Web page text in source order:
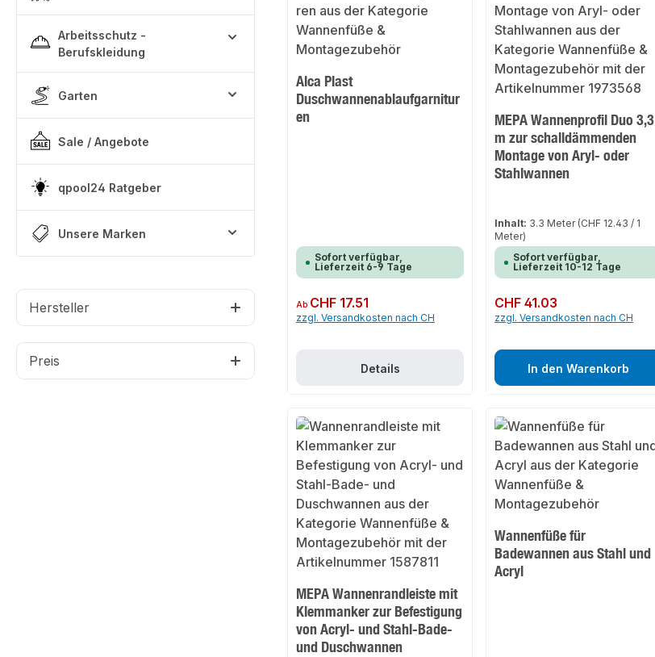
Arbeitsschutz -
Berufskleidung
Garten
Sale / Angebote
qpool24 Ratgeber
Unsere Marken
Hersteller
Preis
Alca Plast
Duschwannenablaufgarnitur
en
Sofort verfügbar,
Lieferzeit 6-9 Tage
Regulärer Preis:
Ab CHF 17.51
zzgl. Versandkosten nach CH
Details
MEPA Wannenprofil Duo 3,3
m zur schalldämmenden
Montage von Aryl- oder
Stahlwannen
Inhalt: 3.3 Meter (CHF 12.43 / 1
Meter)
Sofort verfügbar,
Lieferzeit 10-12 Tage
Regulärer Preis:
CHF 41.03
zzgl. Versandkosten nach CH
In den Warenkorb
MEPA Wannenrandleiste mit
Klemmanker zur Befestigung
von Acryl- und Stahl-Bade-
und Duschwannen
Wannenfüße für
Badewannen aus Stahl und
Acryl